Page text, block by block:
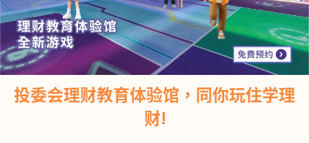
活动
投委会理财教育体验馆，同你玩住学理
财!